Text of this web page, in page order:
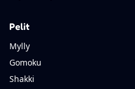
Pelit
Mylly
Gomoku
Shakki